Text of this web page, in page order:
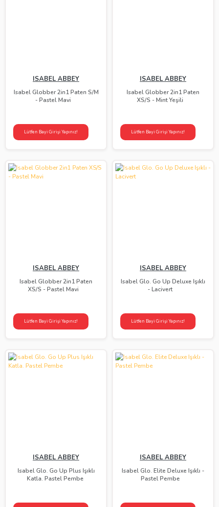
ISABEL ABBEY
Isabel Globber 2in1 Paten S/M
- Pastel Mavi
Lütfen Bayi Girişi Yapınız!
ISABEL ABBEY
Isabel Globber 2in1 Paten
XS/S - Mint Yeşili
Lütfen Bayi Girişi Yapınız!
ISABEL ABBEY
Isabel Globber 2in1 Paten
XS/S - Pastel Mavi
Lütfen Bayi Girişi Yapınız!
ISABEL ABBEY
Isabel Glo. Go Up Deluxe Işıklı
- Lacivert
Lütfen Bayi Girişi Yapınız!
ISABEL ABBEY
Isabel Glo. Go Up Plus Işıklı
Katla. Pastel Pembe
ISABEL ABBEY
Isabel Glo. Elite Deluxe Işıklı -
Pastel Pembe